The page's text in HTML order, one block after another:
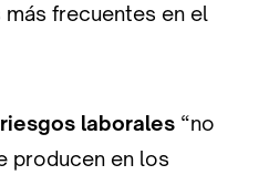
frecuentes en el
laborales “no
producen en los